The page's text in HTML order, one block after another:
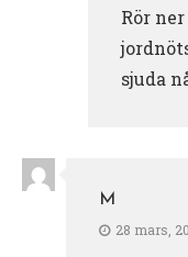
Rör
sjuda
M
28 mars,